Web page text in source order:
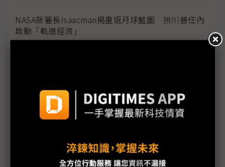
NASA新署長Isaacman揭重返月球藍圖 拚川普任內
啟動「軌道經濟」
黃仁勳誠聘Groq 員工股權「折現」約9成隨CEO加
入NVIDIA
魏哲家自嘲含淚打造台積美廠 NYT剖析1.8萬條法規